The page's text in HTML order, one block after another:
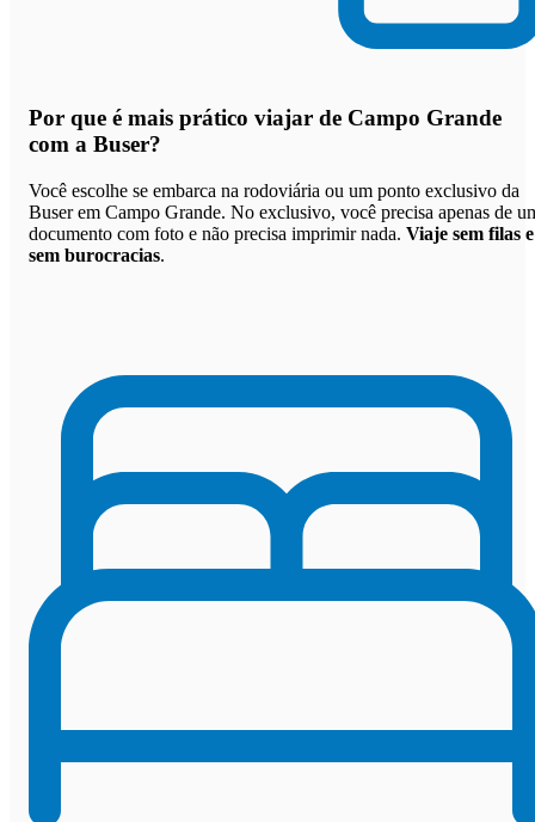
Por que é mais prático viajar de Campo Grande
com a Buser?
Você escolhe se embarca na rodoviária ou um ponto exclusivo da
Buser em Campo Grande. No exclusivo, você precisa apenas de
documento com foto e não precisa imprimir nada. Viaje sem filas e
sem burocracias.